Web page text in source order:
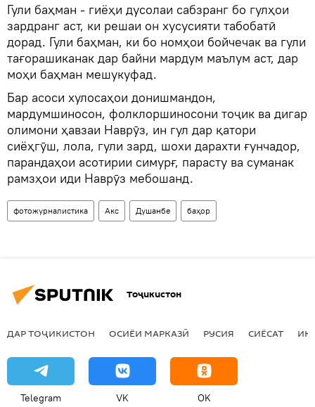
Гули баҳман - гиёҳи дусолаи сабзранг бо гулҳои
зардранг аст, ки решаи он хусусияти табобатӣ
дорад. Гули баҳман, ки бо номҳои бойчечак ва гули
тағорашиканак дар байни мардум маълум аст, дар
моҳи баҳман мешукуфад.
Бар асоси хулосаҳои донишмандон,
мардумшиносон, фолклоршиносони тоҷик ва дигар
олимони ҳавзаи Наврӯз, ин гул дар қатори
сиёҳгӯш, лола, гули зард, шохи дарахти ғунчадор,
парандаҳои асотирии симурғ, парасту ва суманак
рамзҳои иди Наврӯз мебошанд.
фотожурналистика Акс Душанбе баҳор
Тоҷикистон
ДАР ТОҶИКИСТОН ОСИЁИ МАРКАЗӢ РУСИЯ СИЁСАТ
Telegram VK OK